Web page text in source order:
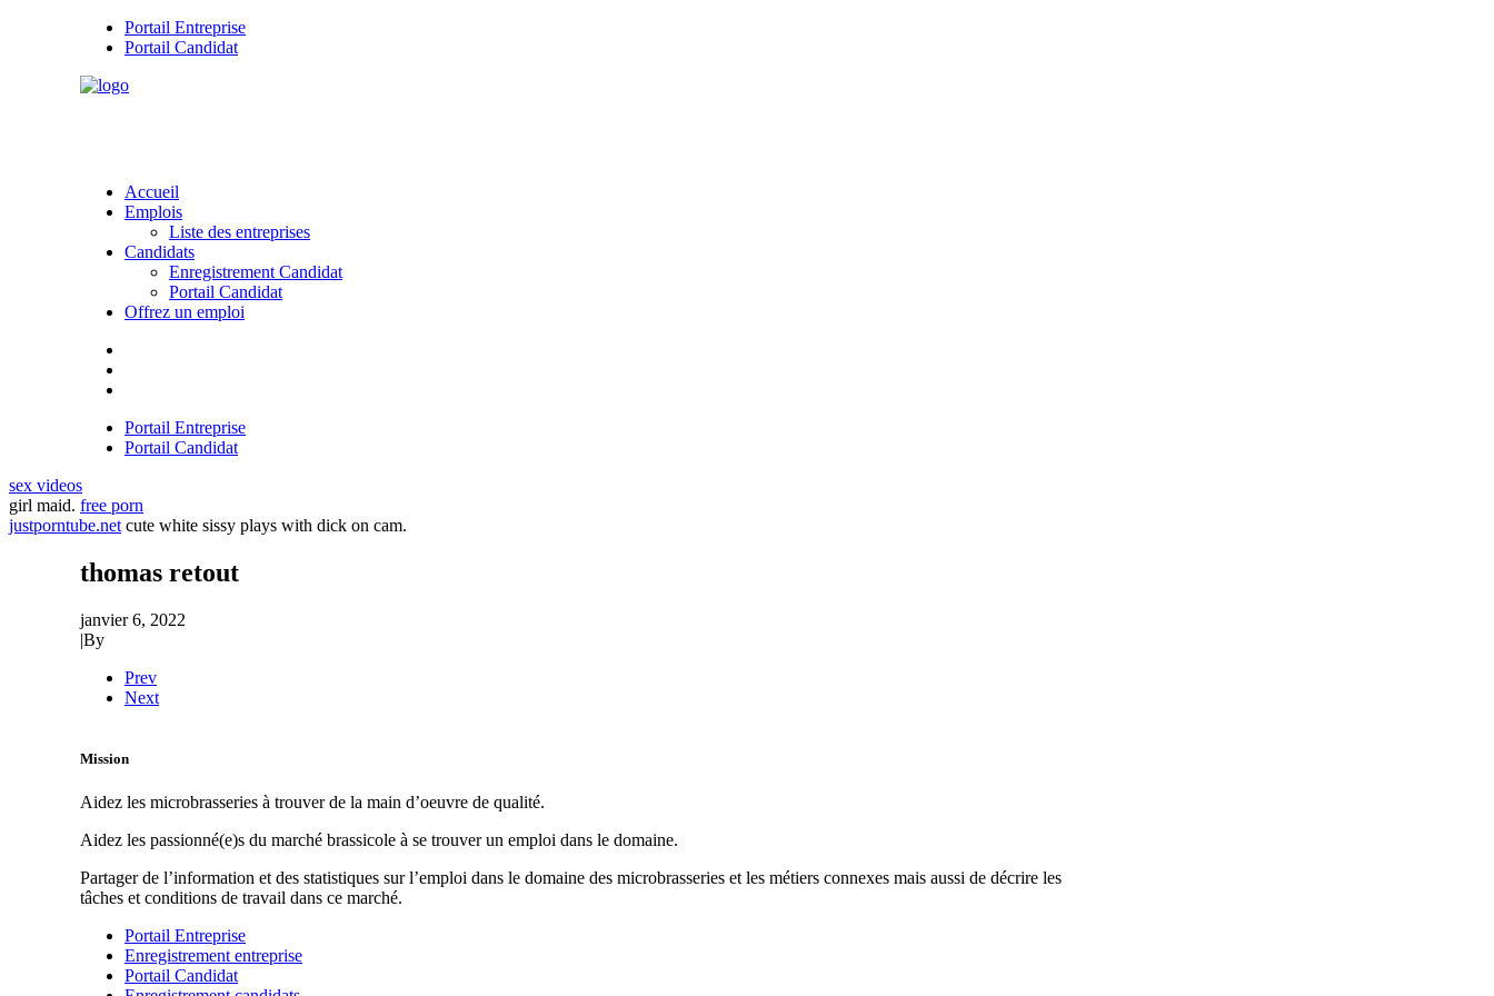
Portail Entreprise
Portail Candidat
Accueil
Emplois
Liste des entreprises
Candidats
Enregistrement Candidat
Portail Candidat
Offrez un emploi
Portail Entreprise
Portail Candidat
sex videos
girl maid. free porn
justporntube.net cute white sissy plays with dick on cam.
thomas retout
janvier 6, 2022
|By
Prev
Next
Mission
Aidez les microbrasseries à trouver de la main d’oeuvre de qualité.
Aidez les passionné(e)s du marché brassicole à se trouver un emploi dans le domaine.
Partager de l’information et des statistiques sur l’emploi dans le domaine des microbrasseries et les métiers connexes mais aussi de décrire les
tâches et conditions de travail dans ce marché.
Portail Entreprise
Enregistrement entreprise
Portail Candidat